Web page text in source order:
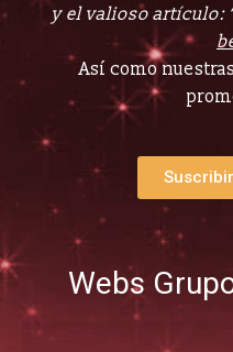
y el valioso artículo:
Así como
Webs